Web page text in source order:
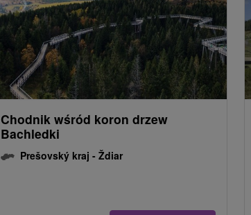
Chodnik wśród koron drzew
Bachledki
Prešovský kraj - Ždiar